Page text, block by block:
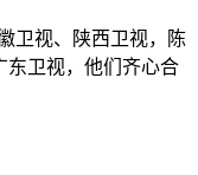
卫视、陕西卫视，陈
东卫视，他们齐心合